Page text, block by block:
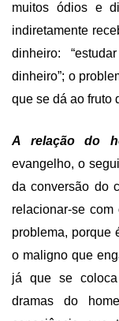
muitos ódios e
indiretamente
dinheiro:
dinheiro”; o
que se dá ao fruto
A relação do
evangelho, o
da conversão do
relacionar-se
problema, porque
o maligno que
já que se
dramas do